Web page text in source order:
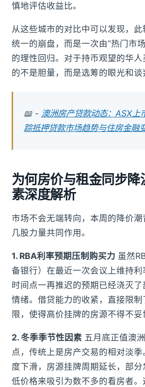
慎地评估收益比。
从这些城市的对比中可以发现，此
统一的崩盘，而是一次由“热门市
的理性回归。对于持币观望的华
的不是胆量，而是选筹的眼光和谈
📖 - 澳洲房产贷款动态：ASX上
踪抵押贷款市场趋势与住房金融
为何房价与租金同步降
素深度解析
市场不会无端转向，本周的降价
几股力量共同作用。
1. RBA利率预期压制购买力 虽然
备银行）在最近一次会议上维持利
时间点一再推迟的预期已经浇灭
情绪。借贷能力的收紧，直接限制
限，使得高价挂牌的房源不得不妥
2. 冬季季节性因素 五月底正值澳
点，传统上是房产交易的相对淡
度下滑，房源挂牌周期延长，部
低价格来吸引为数不多的看房者